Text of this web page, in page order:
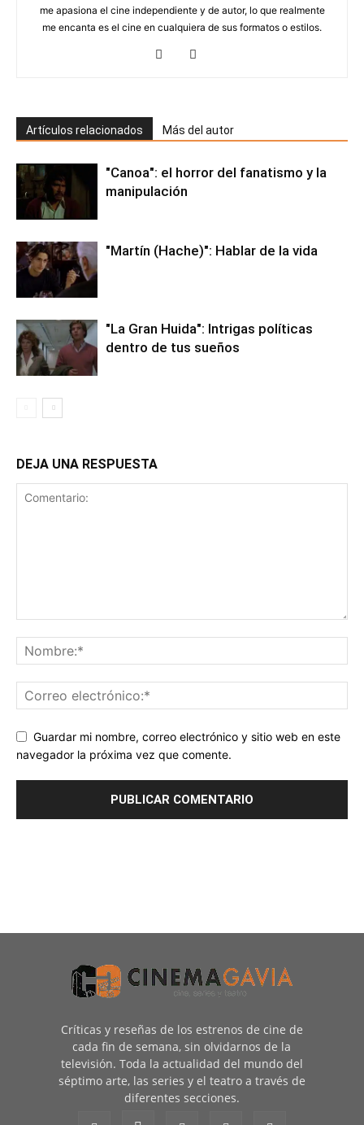
me apasiona el cine independiente y de autor, lo que realmente
me encanta es el cine en cualquiera de sus formatos o estilos.
Artículos relacionados Más del autor
"Canoa": el horror del fanatismo y la
manipulación
"Martín (Hache)": Hablar de la vida
"La Gran Huida": Intrigas políticas
dentro de tus sueños
DEJA UNA RESPUESTA
Guardar mi nombre, correo electrónico y sitio web en este
navegador la próxima vez que comente.
Críticas y reseñas de los estrenos de cine de
cada fin de semana, sin olvidarnos de la
televisión. Toda la actualidad del mundo del
séptimo arte, las series y el teatro a través de
diferentes secciones.